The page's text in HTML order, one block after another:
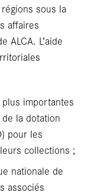
sous la
affaires
ALCA. L’aide
importantes
la dotation
pour les
collections ;
nationale de
associés